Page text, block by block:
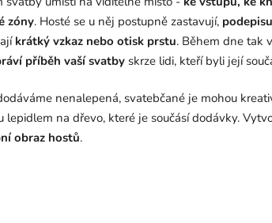
zóny. Hosté se u něj postupně zastavují,
krátký vzkaz nebo otisk prstu. Během dne tak
příběh vaší svatby skrze lidi, kteří byli její
nenalepená, svatebčané je mohou
lepidlem na dřevo, které je součásí dodávky.
obraz hostů.